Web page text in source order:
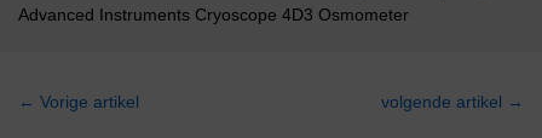
Advanced Instruments Cryoscope 4D3 Osmometer
← Vorige artikel volgende artikel →